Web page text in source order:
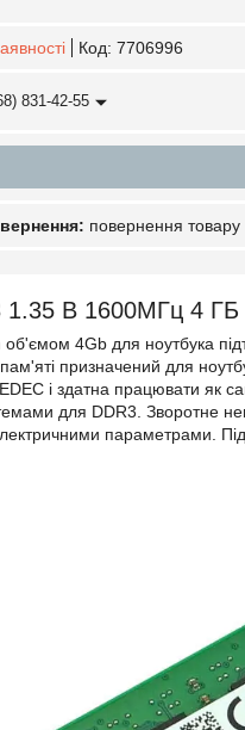
Код: 7706996
831-42-55
повернення товару
В 1600МГц 4 ГБ
4Gb для ноутбука
призначений для
і здатна працювати
для DDR3. Зворотне
параметрами.